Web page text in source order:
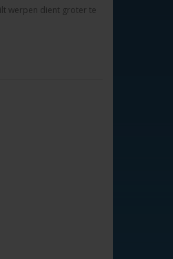
werpen dient groter te